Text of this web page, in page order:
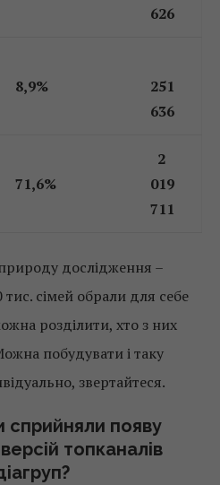
626
8,9%
251
636
71,6%
2
019
711
дослідження –
сімей обрали для себе
розділити, хто з них
побудувати і таку
звертайтеся.
сприйняли появу
топканалів